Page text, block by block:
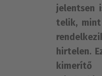
jelentsen
telik,
hirtelen.